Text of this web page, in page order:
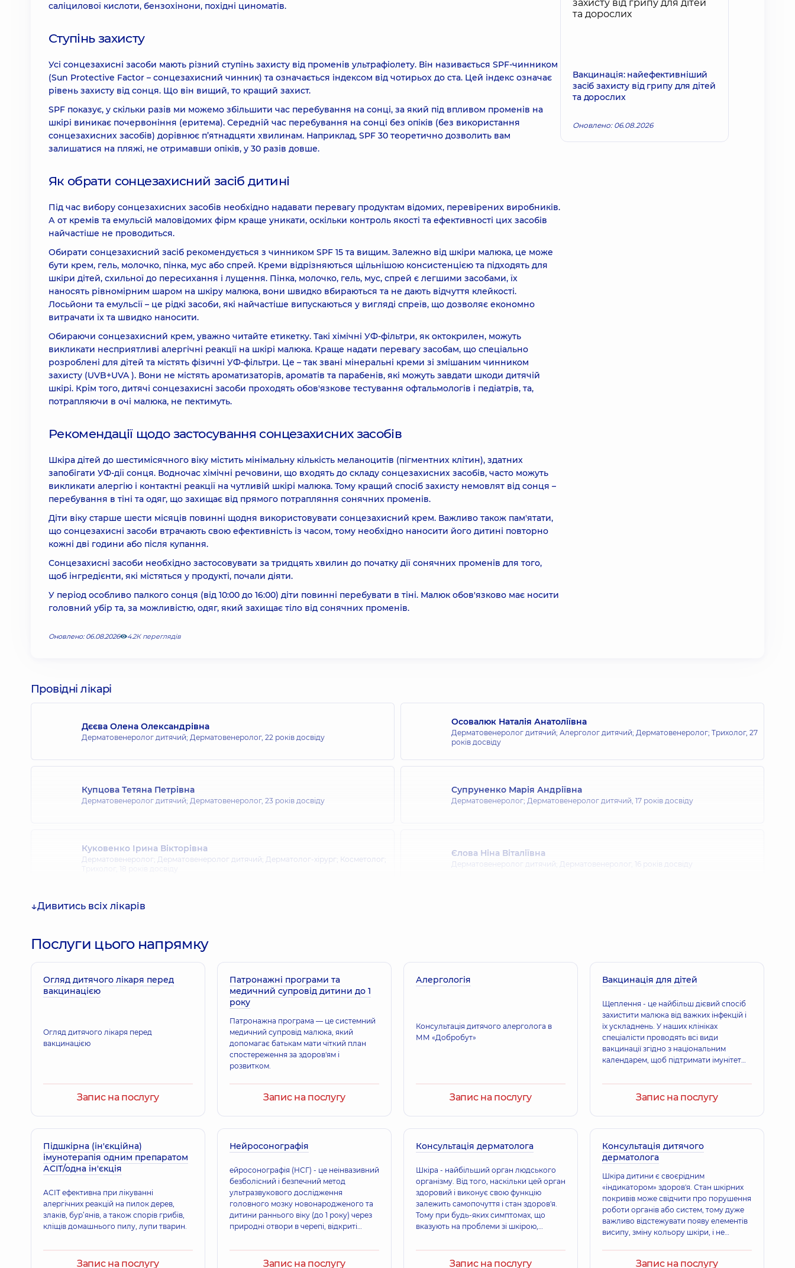
саліцилової кислоти, бензохінони, похідні циноматів.
Ступінь захисту
Усі сонцезахисні засоби мають різний ступінь захисту від променів ультрафіолету. Він називається SPF-чинником
(Sun Protective Factor – сонцезахисний чинник) та означається індексом від чотирьох до ста. Цей індекс означає
рівень захисту від сонця. Що він вищий, то кращий захист.
SPF показує, у скільки разів ми можемо збільшити час перебування на сонці, за який під впливом променів на
шкірі виникає почервоніння (еритема). Середній час перебування на сонці без опіків (без використання
сонцезахисних засобів) дорівнює п’ятнадцяти хвилинам. Наприклад, SPF 30 теоретично дозволить вам
залишатися на пляжі, не отримавши опіків, у 30 разів довше.
Як обрати сонцезахисний засіб дитині
Під час вибору сонцезахисних засобів необхідно надавати перевагу продуктам відомих, перевірених виробників.
А от кремів та емульсій маловідомих фірм краще уникати, оскільки контроль якості та ефективності цих засобів
найчастіше не проводиться.
Обирати сонцезахисний засіб рекомендується з чинником SPF 15 та вищим. Залежно від шкіри малюка, це може
бути крем, гель, молочко, пінка, мус або спрей. Креми відрізняються щільнішою консистенцією та підходять для
шкіри дітей, схильної до пересихання і лущення. Пінка, молочко, гель, мус, спрей є легшими засобами, їх
наносять рівномірним шаром на шкіру малюка, вони швидко вбираються та не дають відчуття клейкості.
Лосьйони та емульсії – це рідкі засоби, які найчастіше випускаються у вигляді спреїв, що дозволяє економно
витрачати їх та швидко наносити.
Обираючи сонцезахисний крем, уважно читайте етикетку. Такі хімічні УФ-фільтри, як октокрилен, можуть
викликати несприятливі алергічні реакції на шкірі малюка. Краще надати перевагу засобам, що спеціально
розроблені для дітей та містять фізичні УФ-фільтри. Це – так звані мінеральні креми зі змішаним чинником
захисту (UVB+UVA ). Вони не містять ароматизаторів, ароматів та парабенів, які можуть завдати шкоди дитячій
шкірі. Крім того, дитячі сонцезахисні засоби проходять обов'язкове тестування офтальмологів і педіатрів, та,
потрапляючи в очі малюка, не пектимуть.
Рекомендації щодо застосування сонцезахисних засобів
Шкіра дітей до шестимісячного віку містить мінімальну кількість меланоцитів (пігментних клітин), здатних
запобігати УФ-дії сонця. Водночас хімічні речовини, що входять до складу сонцезахисних засобів, часто можуть
викликати алергію і контактні реакції на чутливій шкірі малюка. Тому кращий спосіб захисту немовлят від сонця –
перебування в тіні та одяг, що захищає від прямого потрапляння сонячних променів.
Діти віку старше шести місяців повинні щодня використовувати сонцезахисний крем. Важливо також пам'ятати,
що сонцезахисні засоби втрачають свою ефективність із часом, тому необхідно наносити його дитині повторно
кожні дві години або після купання.
Сонцезахисні засоби необхідно застосовувати за тридцять хвилин до початку дії сонячних променів для того,
щоб інгредієнти, які містяться у продукті, почали діяти.
У період особливо палкого сонця (від 10:00 до 16:00) діти повинні перебувати в тіні. Малюк обов'язково має носити
головний убір та, за можливістю, одяг, який захищає тіло від сонячних променів.
Оновлено: 06.08.2026 4.2К переглядів
Вакцинація: найефективніший
засіб захисту від грипу для дітей
та дорослих
Оновлено: 06.08.2026
Провідні лікарі
Дєєва Олена Олександрівна
Дерматовенеролог дитячий; Дерматовенеролог, 22 років досвіду
Осовалюк Наталія Анатоліївна
Дерматовенеролог дитячий; Алерголог дитячий; Дерматовенеролог; Трихолог, 27
років досвіду
Купцова Тетяна Петрівна
Дерматовенеролог дитячий; Дерматовенеролог, 23 років досвіду
Супруненко Марія Андріївна
Дерматовенеролог; Дерматовенеролог дитячий, 17 років досвіду
Куковенко Ірина Вікторівна
Дерматовенеролог; Дерматовенеролог дитячий; Дерматолог-хірург; Косметолог;
Трихолог,
18 років досвіду
Єлова Ніна Віталіївна
Дерматовенеролог дитячий; Дерматовенеролог, 16 років досвіду
Дивитись всіх лікарів
Послуги цього напрямку
Огляд дитячого лікаря перед
вакцинацією
Огляд дитячого лікаря перед
вакцинацією
Запис на послугу
Патронажні програми та
медичний супровід дитини до 1
року
Патронажна програма — це системний
медичний супровід малюка, який
допомагає батькам мати чіткий план
спостереження за здоров'ям і
розвитком.
Запис на послугу
Алергологія
Консультація дитячого алерголога в
ММ «Добробут»
Запис на послугу
Вакцинація для дітей
Щеплення - це найбільш дієвий спосіб
захистити малюка від важких інфекцій і
їх ускладнень. У наших клініках
спеціалісти проводять всі види
вакцинації згідно з національним
календарем, щоб підтримати імунітет
про його здоров’я.
Запис на послугу
Підшкірна (ін'єкційна)
імунотерапія одним препаратом
АСІТ/одна ін'єкція
АСІТ ефективна при лікуванні
алергічних реакцій на пилок дерев,
злаків, бур’янів, а також спорів грибів,
кліщів домашнього пилу, лупи тварин.
Запис на послугу
Нейросонографія
ейросонографія (НСГ) - це неінвазивний
безболісний і безпечний метод
ультразвукового дослідження
головного мозку новонародженого та
дитини раннього віку (до 1 року) через
природні отвори в черепі, відкриті
Запис на послугу
Консультація дерматолога
Шкіра - найбільший орган людського
організму. Від того, наскільки цей орган
здоровий і виконує свою функцію
залежить самопочуття і стан здоров'я.
Тому при будь-яких симптомах, що
вказують на проблеми зі шкірою,
діагностику і отримати необхідне
Запис на послугу
Консультація дитячого
дерматолога
Шкіра дитини є своєрідним
«індикатором» здоров'я. Стан шкірних
покривів може свідчити про порушення
роботи органів або систем, тому дуже
важливо відстежувати появу елементів
висипу, зміну кольору шкіри, і не
Запис на послугу